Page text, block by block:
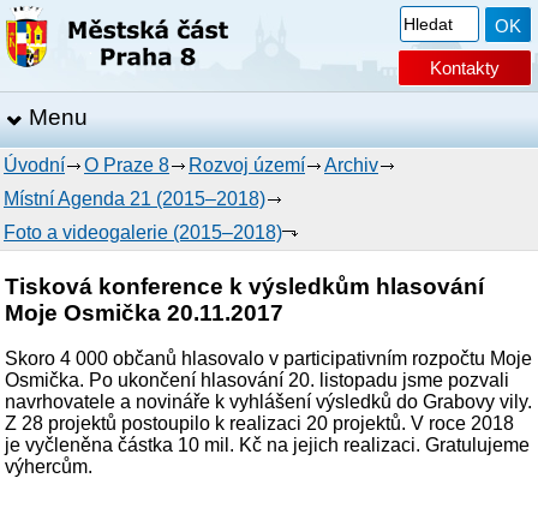
Kontakty
Menu
Úvodní O Praze 8 Rozvoj území
Archiv
Místní Agenda 21 (2015–2018)
Foto a videogalerie (2015–2018)
Tisková konference k výsledkům hlasování
Moje Osmička 20.11.2017
Skoro 4 000 občanů hlasovalo v participativním rozpočtu Moje
Osmička. Po ukončení hlasování 20. listopadu jsme pozvali
navrhovatele a novináře k vyhlášení výsledků do Grabovy vily.
Z 28 projektů postoupilo k realizaci 20 projektů. V roce 2018
je vyčleněna částka 10 mil. Kč na jejich realizaci. Gratulujeme
výhercům.